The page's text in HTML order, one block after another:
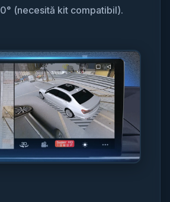
(necesită kit compatibil).